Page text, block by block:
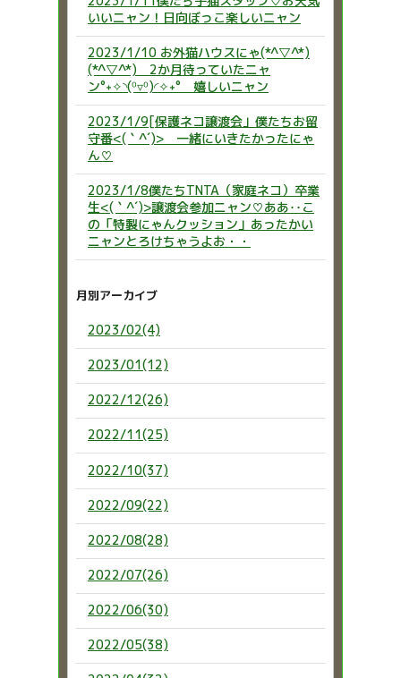
いいニャン！日向ぼっこ楽しいニャン
2023/1/10 お外猫ハウスにゃ(*^▽^*)
(*^▽^*) 2か月待っていたニャ
ン°˖✧◝(⁰▿⁰)◜✧˖° 嬉しいニャン
2023/1/9[保護ネコ譲渡会」僕たちお留
守番<(｀^´)> 一緒にいきたかったにゃ
ん♡
2023/1/8僕たちTNTA（家庭ネコ）卒業
生<(｀^´)>譲渡会参加ニャン♡ああ‥こ
の「特製にゃんクッション」あったかい
ニャンとろけちゃうよお・・
月別アーカイブ
2023/02(4)
2023/01(12)
2022/12(26)
2022/11(25)
2022/10(37)
2022/09(22)
2022/08(28)
2022/07(26)
2022/06(30)
2022/05(38)